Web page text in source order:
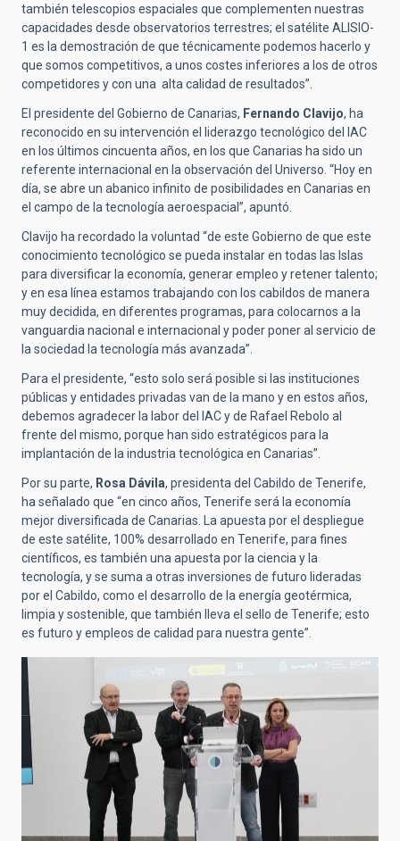
también telescopios espaciales que complementen nuestras
capacidades desde observatorios terrestres; el satélite ALISIO-
1 es la demostración de que técnicamente podemos hacerlo y
que somos competitivos, a unos costes inferiores a los de otros
competidores y con una alta calidad de resultados”.
El presidente del Gobierno de Canarias, Fernando Clavijo, ha
reconocido en su intervención el liderazgo tecnológico del IAC
en los últimos cincuenta años, en los que Canarias ha sido un
referente internacional en la observación del Universo. “Hoy en
día, se abre un abanico infinito de posibilidades en Canarias en
el campo de la tecnología aeroespacial”, apuntó.
Clavijo ha recordado la voluntad “de este Gobierno de que este
conocimiento tecnológico se pueda instalar en todas las Islas
para diversificar la economía, generar empleo y retener talento;
y en esa línea estamos trabajando con los cabildos de manera
muy decidida, en diferentes programas, para colocarnos a la
vanguardia nacional e internacional y poder poner al servicio de
la sociedad la tecnología más avanzada”.
Para el presidente, “esto solo será posible si las instituciones
públicas y entidades privadas van de la mano y en estos años,
debemos agradecer la labor del IAC y de Rafael Rebolo al
frente del mismo, porque han sido estratégicos para la
implantación de la industria tecnológica en Canarias”.
Por su parte, Rosa Dávila, presidenta del Cabildo de Tenerife,
ha señalado que “en cinco años, Tenerife será la economía
mejor diversificada de Canarias. La apuesta por el despliegue
de este satélite, 100% desarrollado en Tenerife, para fines
científicos, es también una apuesta por la ciencia y la
tecnología, y se suma a otras inversiones de futuro lideradas
por el Cabildo, como el desarrollo de la energía geotérmica,
limpia y sostenible, que también lleva el sello de Tenerife; esto
es futuro y empleos de calidad para nuestra gente”.